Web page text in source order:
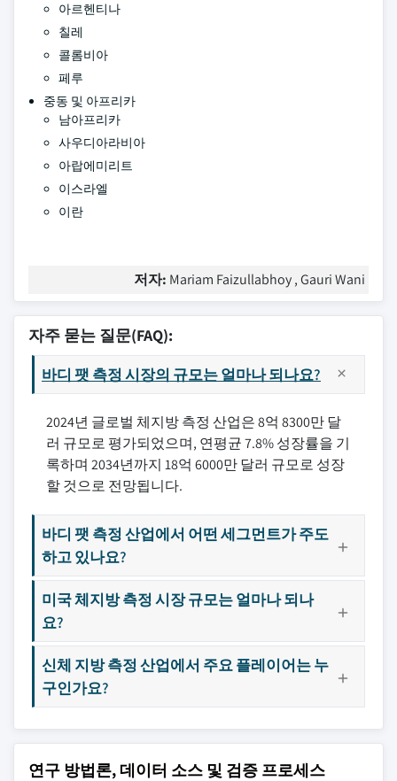
아르헨티나
칠레
콜롬비아
페루
중동 및 아프리카
남아프리카
사우디아라비아
아랍에미리트
이스라엘
이란
저자: Mariam Faizullabhoy , Gauri Wani
자주 묻는 질문(FAQ):
바디 팻 측정 시장의 규모는 얼마나 되나요?
2024년 글로벌 체지방 측정 산업은 8억 8300만 달
러 규모로 평가되었으며, 연평균 7.8% 성장률을 기
록하며 2034년까지 18억 6000만 달러 규모로 성장
할 것으로 전망됩니다.
바디 팻 측정 산업에서 어떤 세그먼트가 주도
하고 있나요?
미국 체지방 측정 시장 규모는 얼마나 되나
요?
신체 지방 측정 산업에서 주요 플레이어는 누
구인가요?
연구 방법론, 데이터 소스 및 검증 프로세스